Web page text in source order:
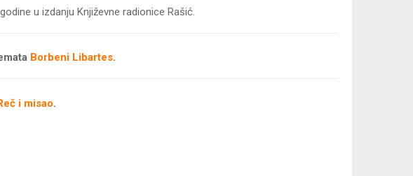
u izdanju Književne radionice Rašić.
Borbeni Libartes.
i misao.